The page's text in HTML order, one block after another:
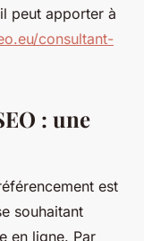
peut apporter à
consultant-
: une
est
souhaitant
en ligne. Par